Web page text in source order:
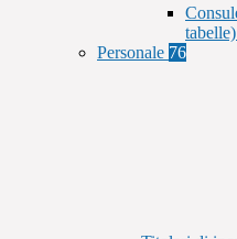
tabelle)
Personale 76